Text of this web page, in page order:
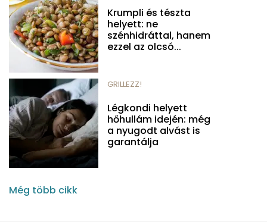
Krumpli és tészta
helyett: ne
szénhidráttal, hanem
ezzel az olcsó...
GRILLEZZ!
Légkondi helyett
hőhullám idején: még
a nyugodt alvást is
garantálja
Még több cikk